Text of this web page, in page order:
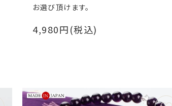
お選び頂けます。
4,980円(税込)